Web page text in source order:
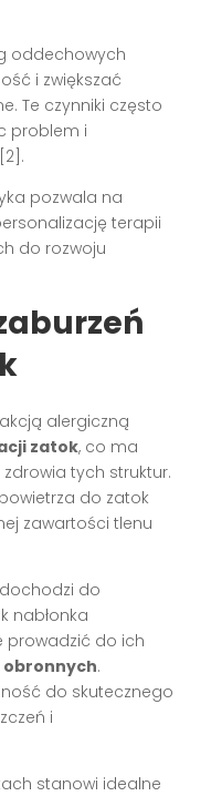
oddechowych
i zwiększać
Te czynniki często
problem i
pozwala na
terapii
do rozwoju
alergiczną
zatok, co ma
tych struktur.
do zatok
zawartości tlenu
do
nabłonka
prowadzić do ich
obronnych.
do skutecznego
i
stanowi idealne